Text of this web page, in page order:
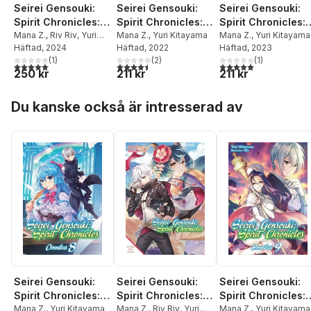
Seirei Gensouki:
Spirit Chronicles:
Omnibus 11 (Light
Novel)
Mana Z., Riv Riv, Yuri
Kitayama
Häftad, 2024
5,0utav 5 stjärnor. Totalt antal röster:
(1)
250 kr
Seirei Gensouki:
Spirit Chronicles:
Omnibus 4 (Light
Novel)
Mana Z., Yuri Kitayama
Häftad, 2022
4,5utav 5 stjärnor. Totalt antal röster:
(2)
211 kr
Seirei Gensouki:
Spirit Chronicles:
Omnibus 8 (Light
Novel)
Mana Z., Yuri Kitayama
Häftad, 2023
5,0utav 5 stjärnor.
(1)
211 kr
Du kanske också är intresserad av
Seirei Gensouki:
Spirit Chronicles:
Mana Z., Yuri Kitayama
Seirei Gensouki:
Spirit Chronicles:
Mana Z., Riv Riv, Yuri
Seirei Gensouki:
Spirit Chronicles:
Mana Z., Yuri Kitayama